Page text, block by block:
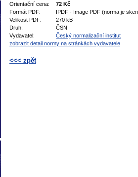
Orientační cena:
72 Kč
Formát PDF:
IPDF - Image PDF (norma je
Velikost PDF:
270 kB
Druh:
ČSN
Vydavatel:
Český normalizační institut
zobrazit detail normy na stránkách vydavatele
<<< zpět